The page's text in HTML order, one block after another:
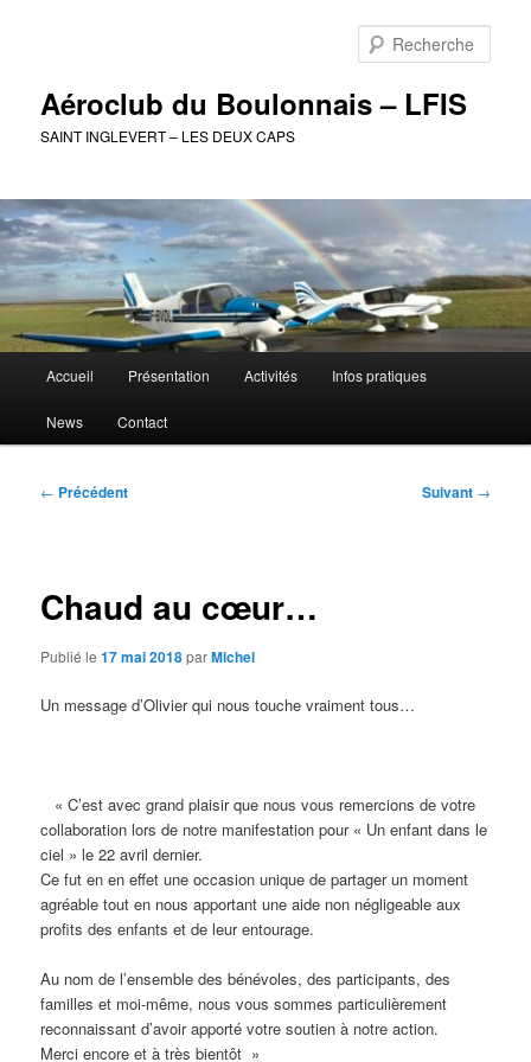
Aéroclub du Boulonnais – LFIS
SAINT INGLEVERT – LES DEUX CAPS
principal
Accueil Présentation Activités Infos pratiques
News Contact
Navigation
← Précédent Suivant →
Chaud au cœur…
Publié le17 mai 2018parMichel
Un message d’Olivier qui nous touche vraiment tous…
« C’est avec grand plaisir que nous vous remercions de votre
collaboration lors de notre manifestation pour « Un enfant dans le
ciel » le 22 avril dernier.
Ce fut en en effet une occasion unique de partager un moment
agréable tout en nous apportant une aide non négligeable aux
profits des enfants et de leur entourage.
Au nom de l’ensemble des bénévoles, des participants, des
familles et moi-même, nous vous sommes particulièrement
reconnaissant d’avoir apporté votre soutien à notre action.
Merci encore et à très bientôt »